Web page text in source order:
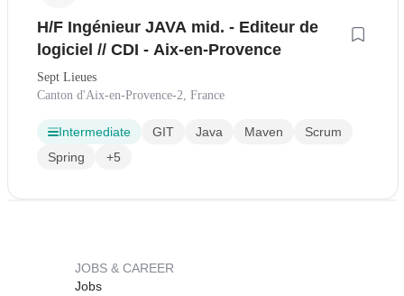
H/F Ingénieur JAVA mid. - Editeur de
logiciel // CDI - Aix-en-Provence
Sept Lieues
Canton d'Aix-en-Provence-2, France
Intermediate GIT Java Maven
Scrum
Spring
+5
JOBS & CAREER
Jobs